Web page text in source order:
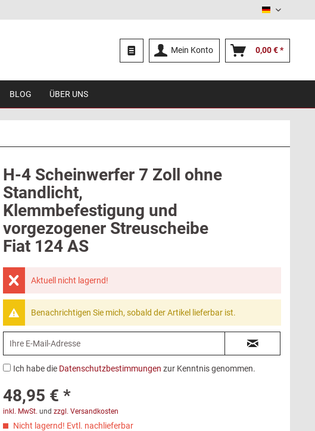
Deutsch
Mein Konto 0,00 € *
BLOG ÜBER UNS
H-4 Scheinwerfer 7 Zoll ohne
Standlicht,
Klemmbefestigung und
vorgezogener Streuscheibe
Fiat 124 AS
Aktuell nicht lagernd!
Benachrichtigen Sie mich, sobald der Artikel lieferbar ist.
Ich habe die Datenschutzbestimmungen zur Kenntnis genommen.
48,95 € *
inkl. MwSt. und zzgl. Versandkosten
Nicht lagernd! Evtl. nachlieferbar